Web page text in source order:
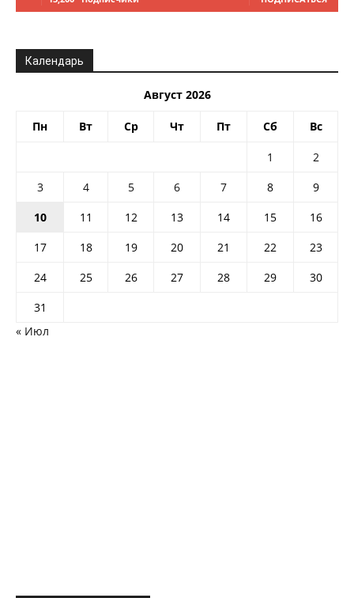
Календарь
Август 2026
Пн Вт Ср Чт Пт Сб Вс
1
2
3
4 5 6 7 8
9
10
11 12 13 14 15
16
17
18 19 20 21 22
23
24
25 26 27 28 29
30
31
« Июл